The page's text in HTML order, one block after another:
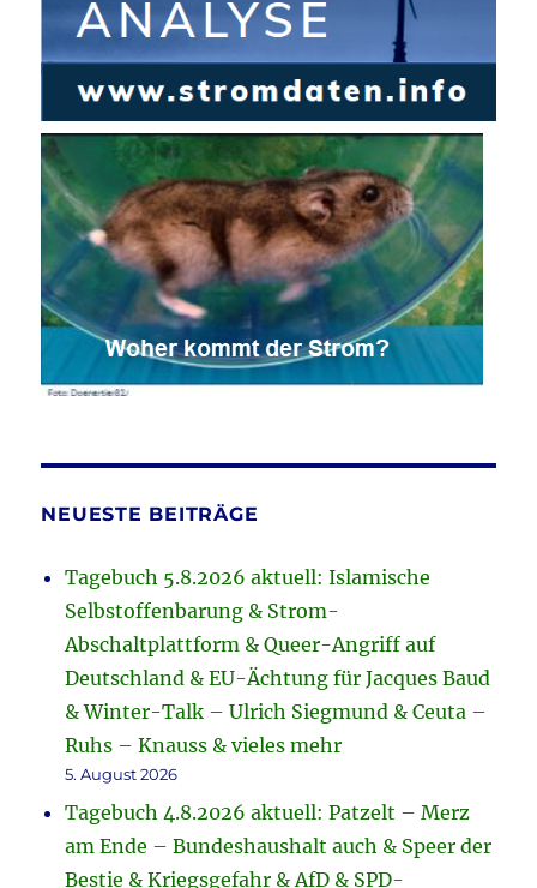
NEUESTE BEITRÄGE
Tagebuch 5.8.2026 aktuell: Islamische
Selbstoffenbarung & Strom-
Abschaltplattform & Queer-Angriff auf
Deutschland & EU-Ächtung für Jacques Baud
& Winter-Talk – Ulrich Siegmund & Ceuta –
Ruhs – Knauss & vieles mehr
5. August 2026
Tagebuch 4.8.2026 aktuell: Patzelt – Merz
am Ende – Bundeshaushalt auch & Speer der
Bestie & Kriegsgefahr & AfD & SPD-